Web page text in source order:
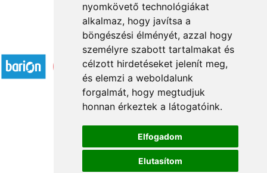
nyomkövető technológiákat
alkalmaz, hogy javítsa a
böngészési élményét, azzal hogy
személyre szabott tartalmakat és
célzott hirdetéseket jelenít meg,
és elemzi a weboldalunk
forgalmát, hogy megtudjuk
honnan érkeztek a látogatóink.
Elfogadom
Elutasítom
Elfogadott fizetési módok
Á.SZ.F.
Impresszum
Adatkezelési tájékoztató